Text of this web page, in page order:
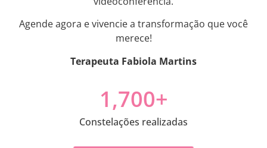
Agende agora e vivencie a transformação que você
merece!
Terapeuta Fabiola Martins
Constelações realizadas
1,700+